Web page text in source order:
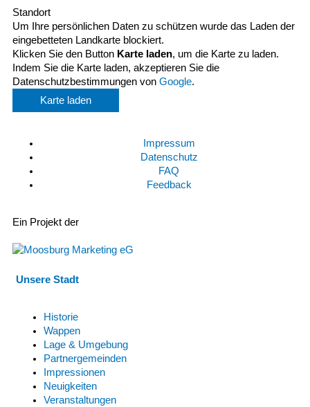
Standort
Um Ihre persönlichen Daten zu schützen wurde das Laden der
eingebetteten Landkarte blockiert.
Klicken Sie den Button Karte laden, um die Karte zu laden.
Indem Sie die Karte laden, akzeptieren Sie die
Datenschutzbestimmungen von Google.
Karte laden
Ein Projekt der
Impressum
Datenschutz
FAQ
Feedback
Unsere Stadt
Historie
Wappen
Lage & Umgebung
Partnergemeinden
Impressionen
Neuigkeiten
Veranstaltungen